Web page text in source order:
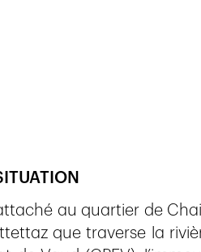
au quartier de
que traverse la